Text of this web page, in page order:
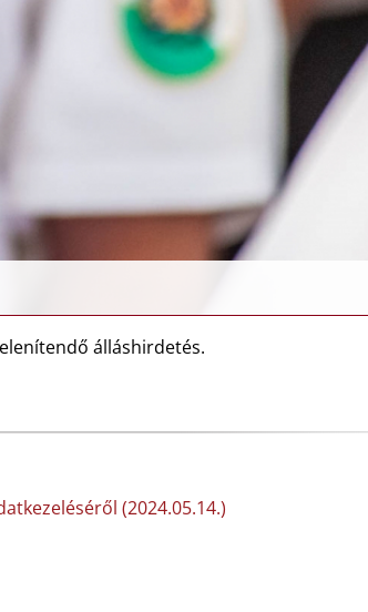
álláshirdetés.
(2024.05.14.)